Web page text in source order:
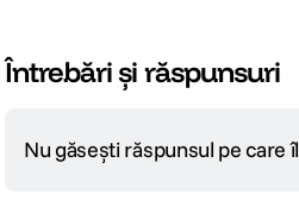
Întrebări și răspunsuri
Nu găsești răspunsul pe care